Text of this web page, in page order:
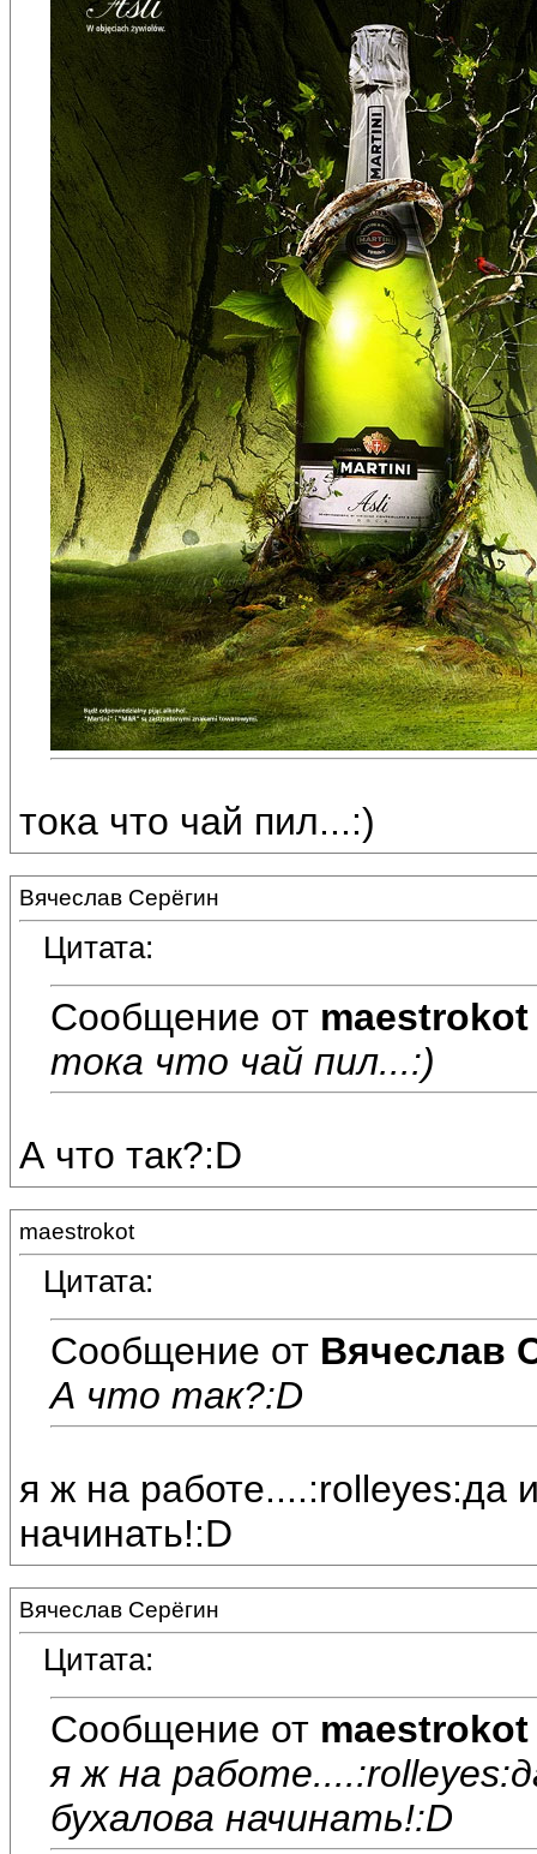
тока что чай пил...:)
Вячеслав Серёгин
Цитата:
Сообщение от maestrokot
тока что чай пил...:)
А что так?:D
maestrokot
Цитата:
Сообщение от Вячеслав
А что так?:D
я ж на работе....:rolleyes:да
начинать!:D
Вячеслав Серёгин
Цитата:
Сообщение от maestrokot
я ж на
бухалова начинать!:D